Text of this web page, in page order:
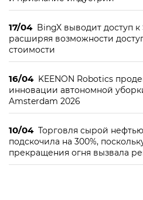
17/04 BingX выводит доступ
расширяя возможности
стоимости
16/04 KEENON Robotics
инновации автономной
Amsterdam 2026
10/04 Торговля сырой
подскочила на 300%,
прекращения огня вызвала